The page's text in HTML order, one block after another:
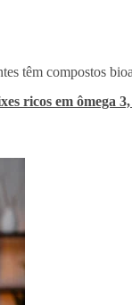
têm compostos
ricos em